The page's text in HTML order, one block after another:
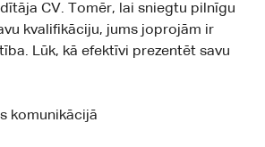
CV. Tomēr, lai sniegtu pilnīgu
kvalifikāciju, jums joprojām ir
Lūk, kā efektīvi prezentēt savu
komunikācijā